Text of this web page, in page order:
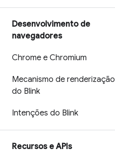
Desenvolvimento de
navegadores
Chrome e Chromium
Mecanismo de renderização
do Blink
Intenções do Blink
Recursos e APIs